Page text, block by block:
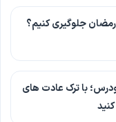
جلوگیری کنیم؟
با ترک عادت های